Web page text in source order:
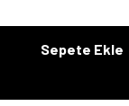
Sepete Ekle